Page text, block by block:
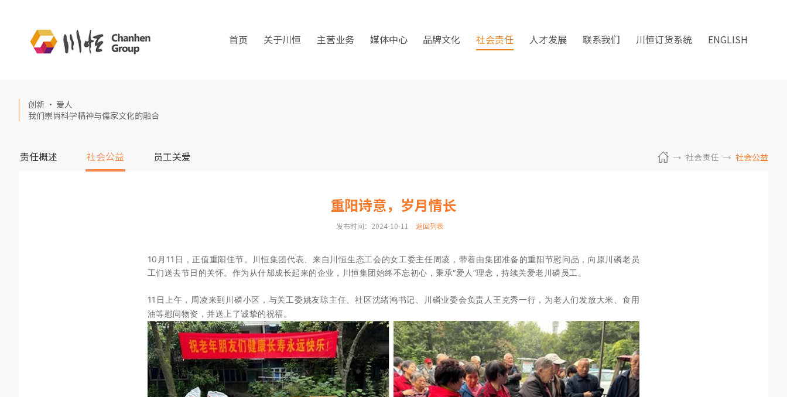
首页 关于川恒 主营业务 媒体中心 品牌文化 社会责任 人才发展 联系我们 川恒订货系统 ENGLISH
创新 · 爱人
我们崇尚科学精神与儒家文化的融合
责任概述 社会公益 员工关爱 社会责任 社会公益
重阳诗意，岁月情长
发布时间：2024-10-11 返回列表
10月11日 ， 正值重阳佳节。川恒集团代表、来自 川恒生态工会的女工委主任周凌，带着由集团准备的重阳节慰问品，向原川磷老员
工们送去节日的关怀。作为从什邡成长起来的企业，川恒集团始终不忘初心，秉承“爱人”理念，持续关爱老川磷员工。
11日上午，周凌来到川磷小区，与关工委姚友琼主任、社区沈绪鸿书记、川磷业委会负责人王克秀一行， 为老人们发放大米、食用
油等慰问物资，并送上了诚挚的祝福。